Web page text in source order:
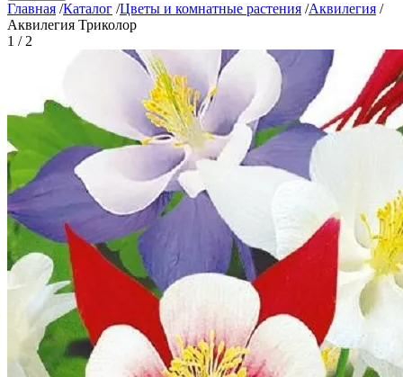
Главная /Каталог /Цветы и комнатные растения /Аквилегия /
Аквилегия Триколор
1 / 2